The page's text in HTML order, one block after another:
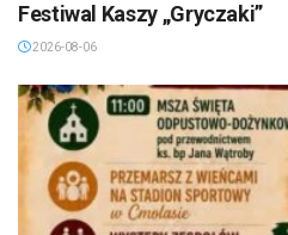
Festiwal Kaszy „Gryczaki”
2026-08-06